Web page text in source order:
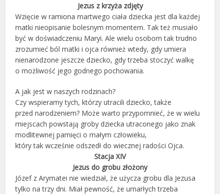
Jezus z krzyża zdjęty
Wzięcie w ramiona martwego ciała dziecka jest dla każdej
matki nieopisanie bolesnym momentem. Tak też musiało
być w doświadczeniu Maryi. Ale wielu osobom tak trudno
zrozumieć ból matki i ojca również wtedy, gdy umiera
nienarodzone jeszcze dziecko, gdy trzeba stoczyć walkę
o możliwość jego godnego pochowania.
A jak jest w naszych rodzinach?
Czy wspieramy tych, którzy utracili dziecko, także
przed narodzeniem? Może warto przypomnieć, że w wielu
miejscach powstają groby dziecka utraconego jako znak
modlitewnej pamięci o małym człowieku,
który tak wcześnie odszedł do wiecznej radości Ojca.
Stacja XIV
Jezus do grobu złożony
Józef z Arymatei nie wiedział, że użycza grobu dla Jezusa
tylko na trzy dni. Miał pewność, że umarłych trzeba